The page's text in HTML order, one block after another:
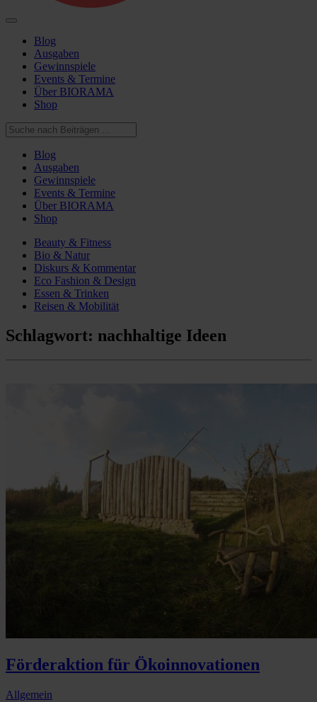
Blog
Ausgaben
Gewinnspiele
Events & Termine
Über BIORAMA
Shop
Blog
Ausgaben
Gewinnspiele
Events & Termine
Über BIORAMA
Shop
Beauty & Fitness
Bio & Natur
Diskurs & Kommentar
Eco Fashion & Design
Essen & Trinken
Reisen & Mobilität
Schlagwort: nachhaltige Ideen
Förderaktion für Ökoinnovationen
Allgemein